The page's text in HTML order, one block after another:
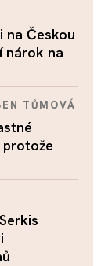
na Českou
nárok na
TŮMOVÁ